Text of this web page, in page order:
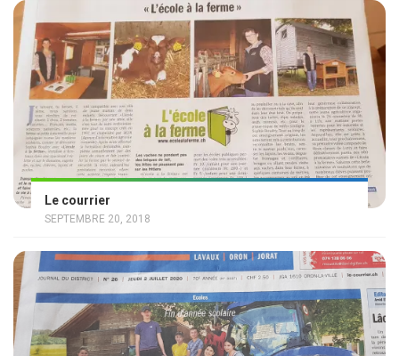
Le courrier
SEPTEMBRE 20, 2018